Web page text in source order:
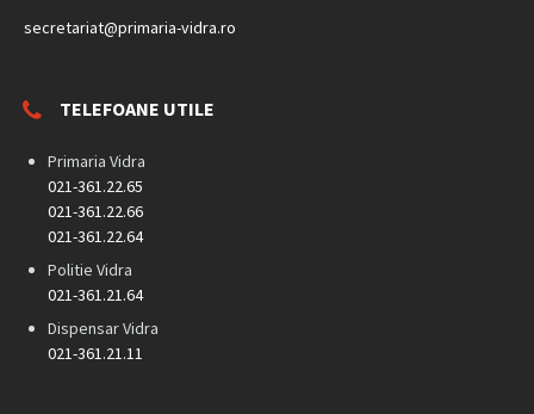
secretariat@primaria-vidra.ro
TELEFOANE UTILE
Primaria Vidra
021-361.22.65
021-361.22.66
021-361.22.64
Politie Vidra
021-361.21.64
Dispensar Vidra
021-361.21.11